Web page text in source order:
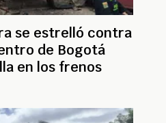
se estrelló contra
de Bogotá
en los frenos